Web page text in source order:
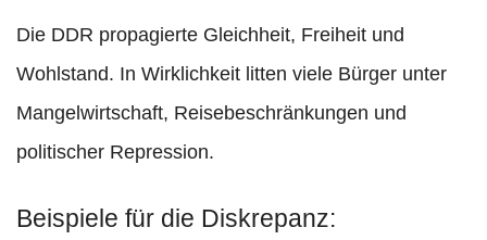
Die DDR propagierte Gleichheit, Freiheit und
Wohlstand. In Wirklichkeit litten viele Bürger unter
Mangelwirtschaft, Reisebeschränkungen und
politischer Repression.​
Beispiele für die Diskrepanz: